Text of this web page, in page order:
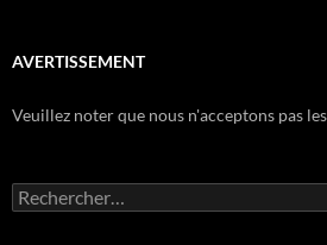
AVERTISSEMENT
Veuillez noter que nous n'acceptons pas
Rechercher :